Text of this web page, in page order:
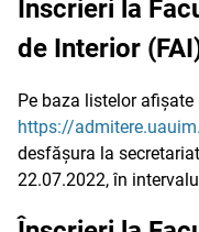
Înscrieri la
de Interior
Pe baza listelor
https://
desfășura la
22.07.2022, în